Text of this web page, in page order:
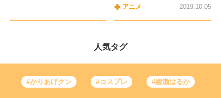
アニメ 2019.10.05
人気タグ
#かりあげクン #コスプレ #綾瀬はるか